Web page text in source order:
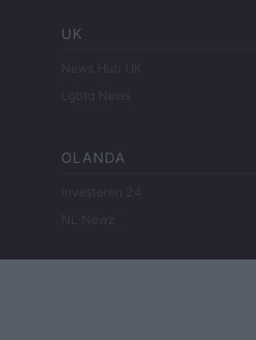
UK
News Hub UK
Lgbtq News
OLANDA
Investeren 24
NL Newz